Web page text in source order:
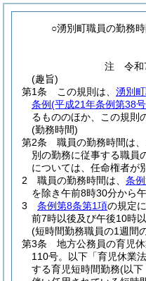
○湧別町職員の勤務
注 令和7
(趣旨)
第1条
この規則は、 湧別
条例(平成21年条例第38
るもののほか、この規則
(勤務時間)
第2条
職員の勤務時間は
別の勤務に従事する職員
については、任命権者が
2
職員の勤務時間は、 条
を除き午前8時30分から
3
条例第8条第1項の規定
前7時以後及び午後10時
(短時間勤務職員の1週間
第3条
地方公務員の育児
110号。以下「育児休業
する育児短時間勤務(以下